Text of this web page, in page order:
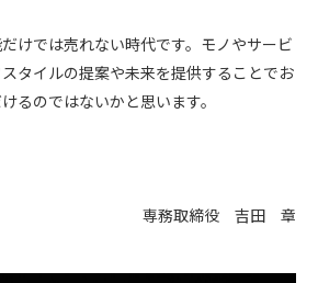
けでは売れない時代です。モノやサービ
タイルの提案や未来を提供することでお
るのではないかと思います。
専務取締役 吉田 章